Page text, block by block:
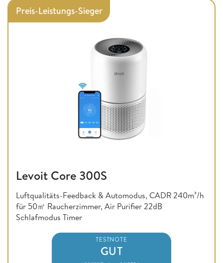
Preis-Leistungs-Sieger
Levoit Core 300S
Luftqualitäts-Feedback & Automodus, CADR 240m³/h
für 50㎡ Raucherzimmer, Air Purifier 22dB
Schlafmodus Timer
TESTNOTE
GUT